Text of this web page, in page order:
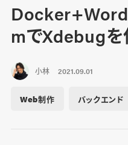
mでXdebugを
小林 2021.09.01
Web制作 バックエンド